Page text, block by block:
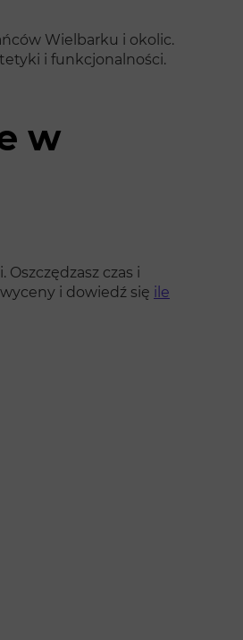
Wielbarku i okolic.
i funkcjonalności.
w
czas i
i dowiedź się ile